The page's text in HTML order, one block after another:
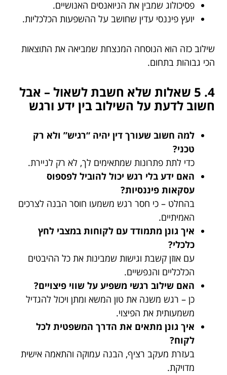
פסיכולוג שמבין את הניואנסים האנושיים.
יועץ פיננסי עדין שחושב על ההשפעות הכלכליות.
שילוב כזה הוא הנוסחה המנצחת שמביאה את התוצאות
הכי גבוהות בתחום.
4. 5 שאלות שלא חשבת לשאול – אבל
חשוב לדעת על השילוב בין ידע ורגש
למה חשוב שעורך דין יהיה “רגיש” ולא רק
טכני?
כדי לתת פתרונות שמתאימים לך, לא רק לניירת.
האם ידע בלי רגש יכול להוביל לפספוס
עסקאות פיננסיות?
בהחלט – כי חסר רגש משמעו חוסר הבנה לצרכים
האמיתיים.
איך גונן מתמודד עם לקוחות במצבי לחץ
כלכלי?
עם אוזן קשבת וגישות שמבינות את כל ההיבטים
הכלכליים והנפשיים.
האם שילוב רגשי משפיע על שווי פיצויים?
כן – רגש משנה את טון המשא ומתן ויכול להגדיל
משמעותית את הפיצוי.
איך גונן מתאים את הדרך המשפטית לכל
לקוח?
בעזרת מעקב רציף, הבנה עמוקה והתאמה אישית
מדויקת.